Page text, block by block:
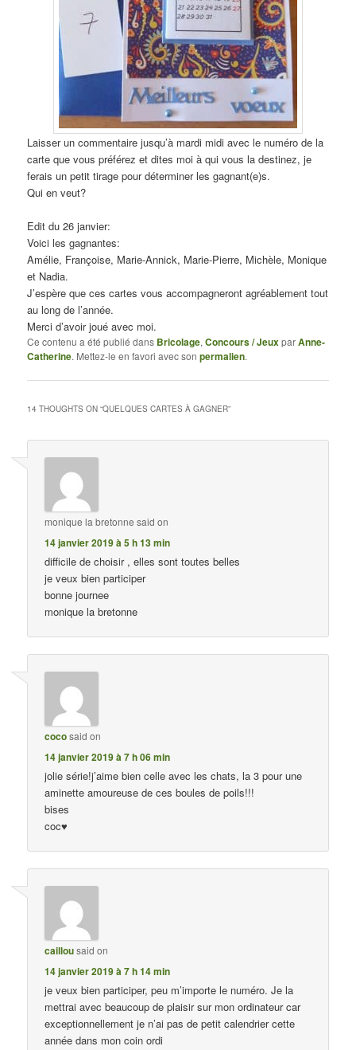
Laisser un commentaire jusqu’à mardi midi avec le numéro de la
carte que vous préférez et dites moi à qui vous la destinez, je
ferais un petit tirage pour déterminer les gagnant(e)s.
Qui en veut?
Edit du 26 janvier:
Voici les gagnantes:
Amélie, Françoise, Marie-Annick, Marie-Pierre, Michèle, Monique
et Nadia.
J’espère que ces cartes vous accompagneront agréablement tout
au long de l’année.
Merci d’avoir joué avec moi.
Ce contenu a été publié dans Bricolage,Concours / JeuxparAnne-
Catherine. Mettez-le en favori avec sonpermalien.
14 THOUGHTS ON “QUELQUES CARTES À GAGNER”
monique la bretonne said on
14 janvier 2019 à 5 h 13 min
difficile de choisir , elles sont toutes belles
je veux bien participer
bonne journee
monique la bretonne
cocosaid on
14 janvier 2019 à 7 h 06 min
jolie série!j’aime bien celle avec les chats, la 3 pour une
aminette amoureuse de ces boules de poils!!!
bises
coc♥
caillousaid on
14 janvier 2019 à 7 h 14 min
je veux bien participer, peu m’importe le numéro. Je la
mettrai avec beaucoup de plaisir sur mon ordinateur car
exceptionnellement je n’ai pas de petit calendrier cette
année dans mon coin ordi